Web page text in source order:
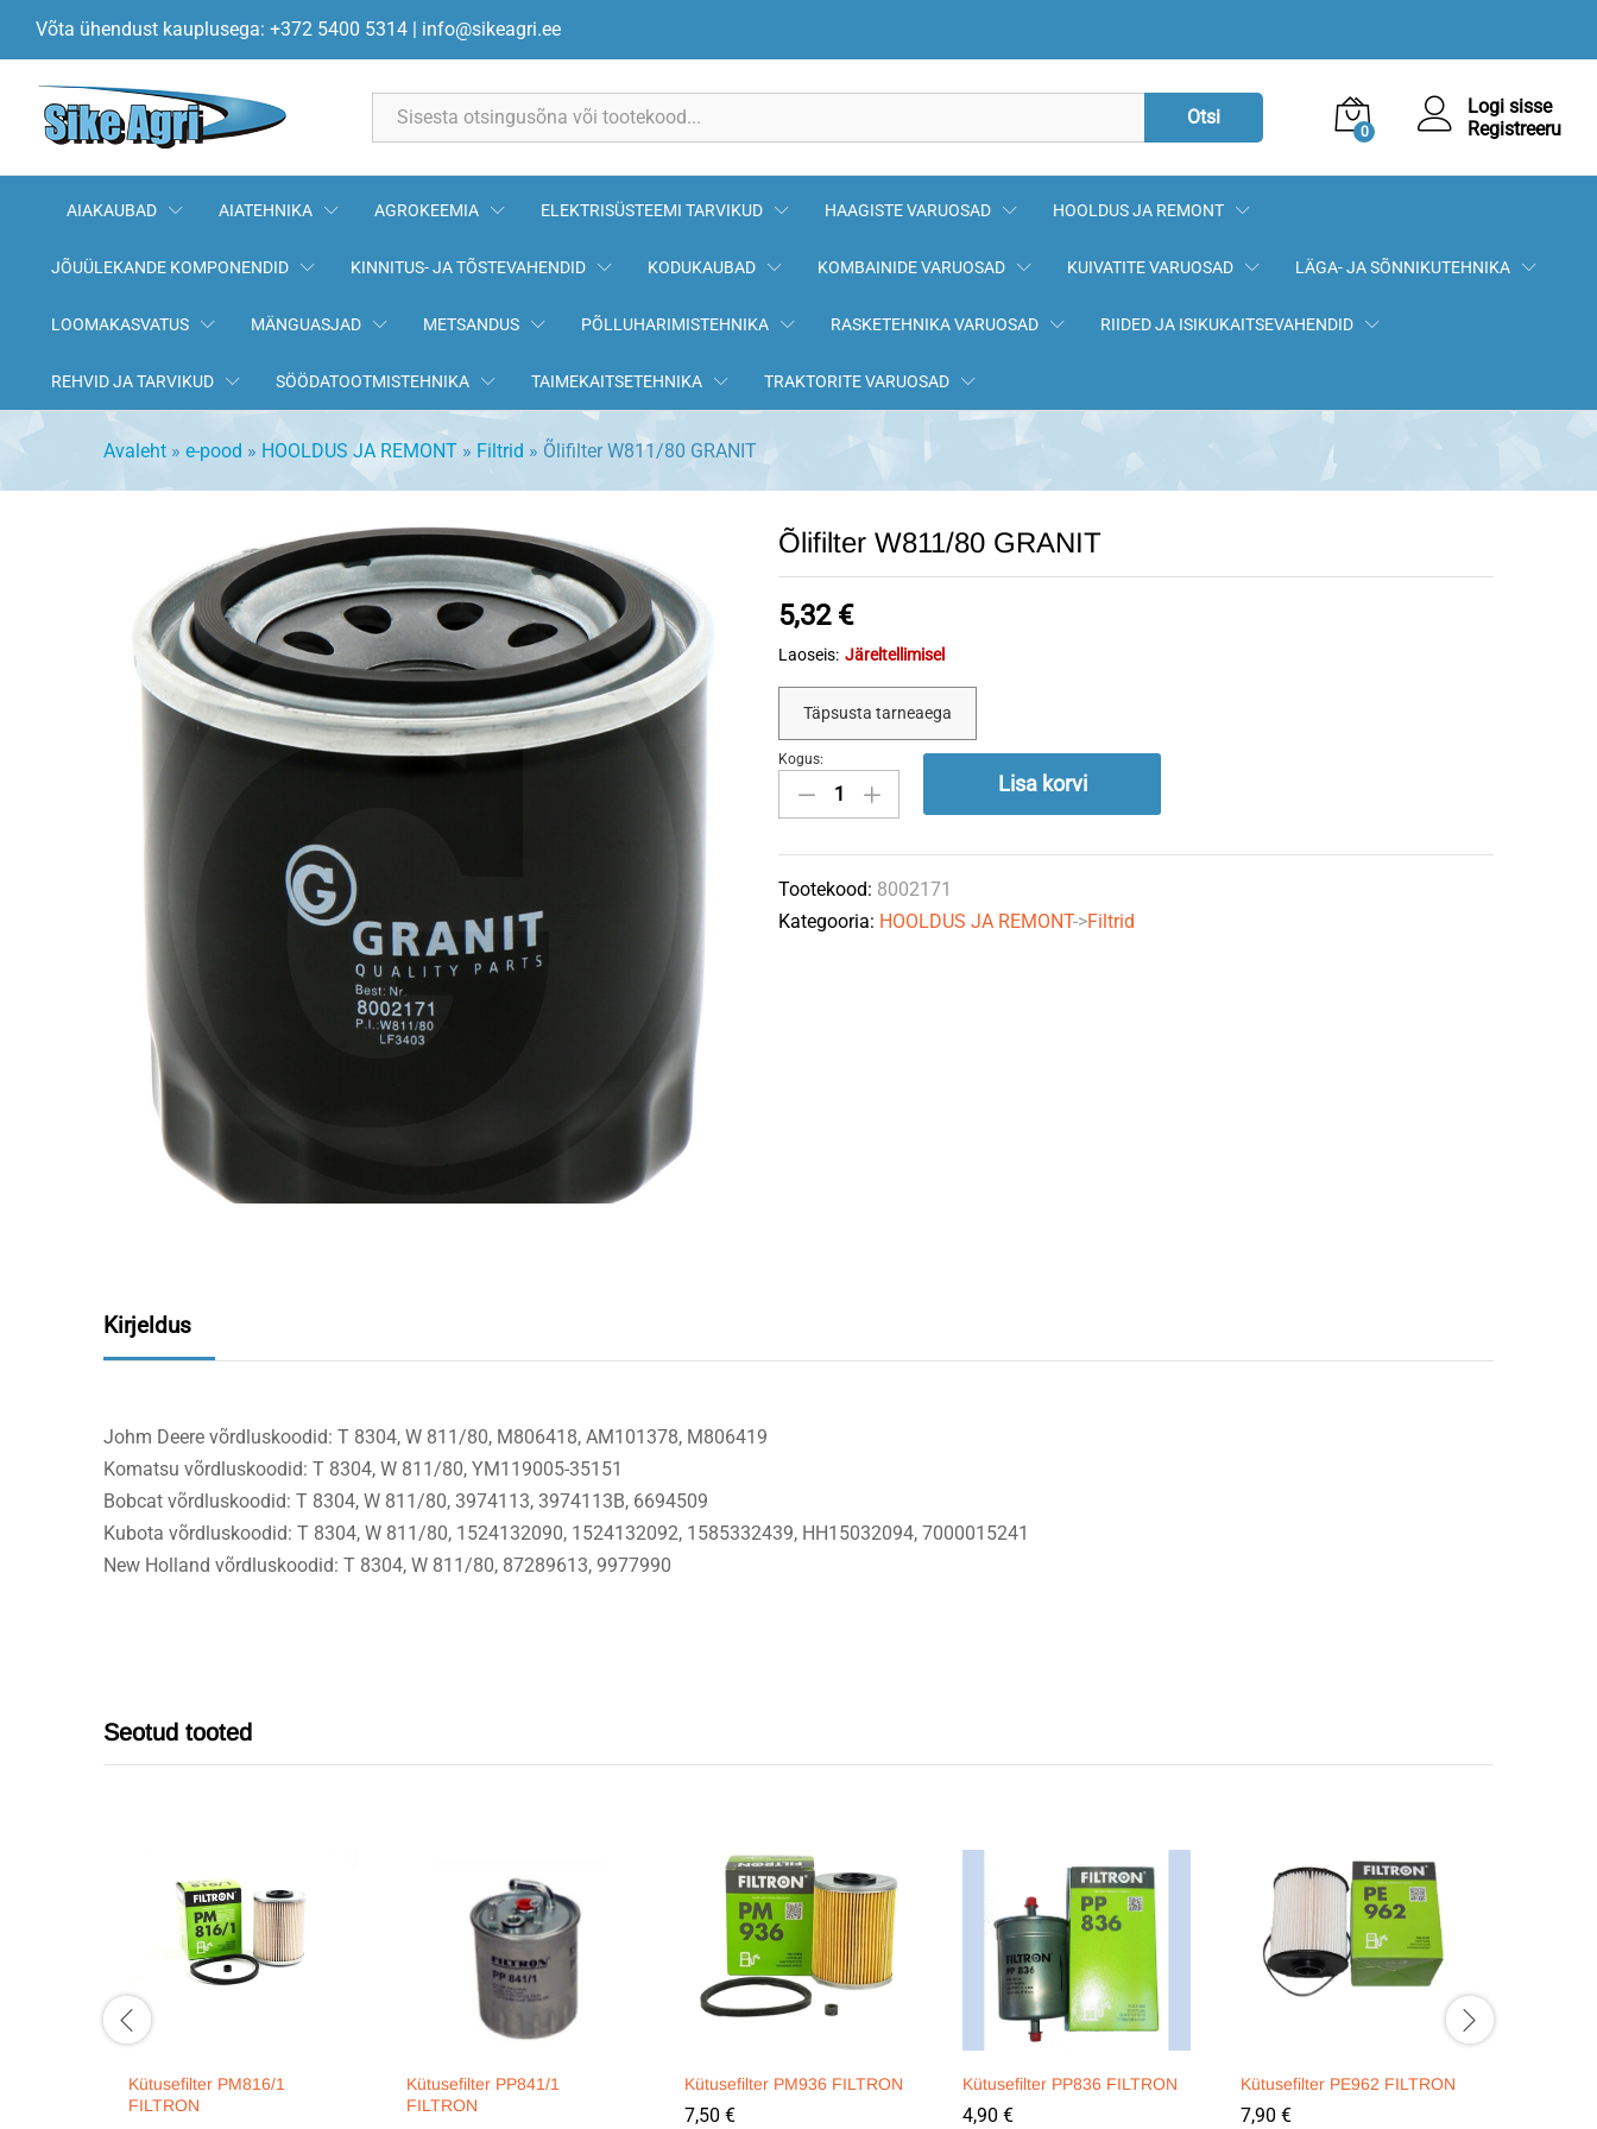
Võta ühendust kauplusega: +372 5400 5314 | info@sikeagri.ee
Otsi
0
Logi sisse
Registreeru
AIAKAUBAD AIATEHNIKA AGROKEEMIA ELEKTRISÜSTEEMI TARVIKUD HAAGISTE VARUOSAD HOOLDUS JA REMONT
JÕUÜLEKANDE KOMPONENDID KINNITUS- JA TÕSTEVAHENDID KODUKAUBAD KOMBAINIDE VARUOSAD KUIVATITE VARUOSAD LÄGA- JA SÕNNIKUTEHNIKA
LOOMAKASVATUS MÄNGUASJAD METSANDUS PÕLLUHARIMISTEHNIKA RASKETEHNIKA VARUOSAD RIIDED JA ISIKUKAITSEVAHENDID
REHVID JA TARVIKUD SÖÖDATOOTMISTEHNIKA TAIMEKAITSETEHNIKA TRAKTORITE VARUOSAD
Avaleht » e-pood » HOOLDUS JA REMONT » Filtrid » Õlifilter W811/80 GRANIT
Õlifilter W811/80 GRANIT
5,32 €
Laoseis: Järeltellimisel
Täpsusta tarneaega
Õlifilter
W811/80
quantity
Kogus:
Lisa korvi
Tootekood: 8002171
Kategooria: HOOLDUS JA REMONT->Filtrid
Kirjeldus
Johm Deere võrdluskoodid: T 8304, W 811/80, M806418, AM101378, M806419
Komatsu võrdluskoodid: T 8304, W 811/80, YM119005-35151
Bobcat võrdluskoodid: T 8304, W 811/80, 3974113, 3974113B, 6694509
Kubota võrdluskoodid: T 8304, W 811/80, 1524132090, 1524132092, 1585332439, HH15032094, 7000015241
New Holland võrdluskoodid: T 8304, W 811/80, 87289613, 9977990
Seotud tooted
Kütusefilter PM816/1
FILTRON
Kütusefilter PP841/1
FILTRON
Kütusefilter PM936 FILTRON
7,50 €
Kütusefilter PP836 FILTRON
4,90 €
Kütusefilter PE962 FILTRON
7,90 €
Kirjeldus